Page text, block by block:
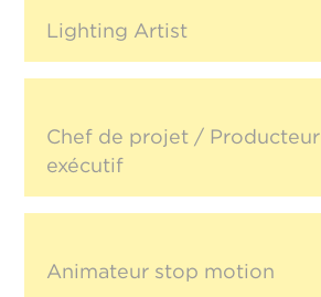
Lighting Artist
Chef de projet / Producteur
exécutif
Animateur stop motion